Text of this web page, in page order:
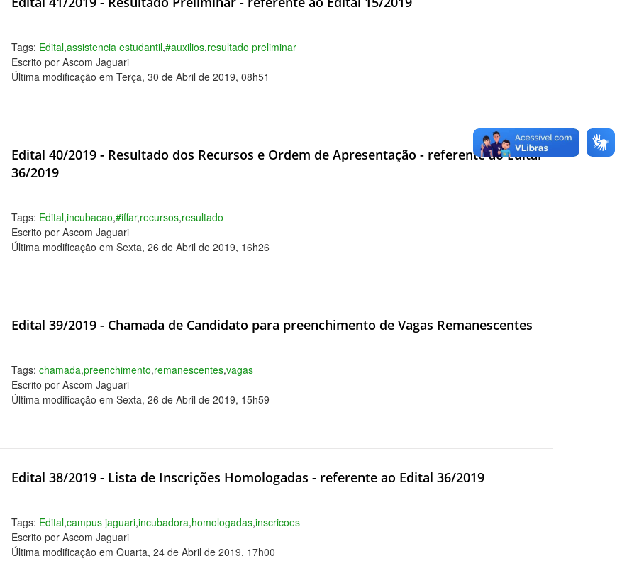
Tags: Edital,assistencia estudantil,#auxilios,resultado preliminar
Escrito por Ascom Jaguari
Última modificação em Terça, 30 de Abril de 2019, 08h51
Edital 40/2019 - Resultado dos Recursos e Ordem de Apresentação - referente ao Edital
36/2019
Tags: Edital,incubacao,#iffar,recursos,resultado
Escrito por Ascom Jaguari
Última modificação em Sexta, 26 de Abril de 2019, 16h26
Edital 39/2019 - Chamada de Candidato para preenchimento de Vagas Remanescentes
Tags:chamada,preenchimento,remanescentes,vagas
Escrito por Ascom Jaguari
Última modificação em Sexta, 26 de Abril de 2019, 15h59
Edital 38/2019 - Lista de Inscrições Homologadas - referente ao Edital 36/2019
Tags: Edital,campus jaguari,incubadora,homologadas,inscricoes
Escrito por Ascom Jaguari
Última modificação em Quarta, 24 de Abril de 2019, 17h00